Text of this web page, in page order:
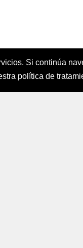
Si continúa
política de
del Sector Agropecuario